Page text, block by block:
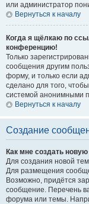
или администратор
Вернуться к началу
Когда я щёлкаю по
конференцию!
Только
сообщения другим
форму, и только если
сделано для того,
системой анонимными
Вернуться к началу
Создание
Как мне создать
Для создания новой
Для размещения
Возможно, придётся
сообщение. Перечень
форума или темы.